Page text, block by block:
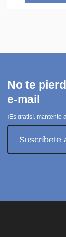
No te
e-mail
¡Es gratis!, mantente
Suscríbete